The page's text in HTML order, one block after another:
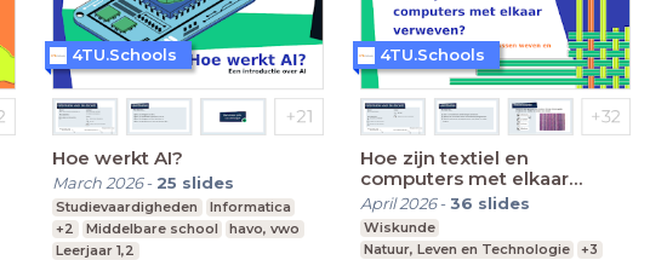
Hoe werkt AI?
March 2026- 25 slides
Studievaardigheden
Informatica
+2
Middelbare school
havo, vwo
Leerjaar 1,2
4TU.Schools
Hoe zijn textiel en
computers met elkaar
verweven?
April 2026-36 slides
Wiskunde
Natuur, Leven en Technologie
+3
4TU.Schools